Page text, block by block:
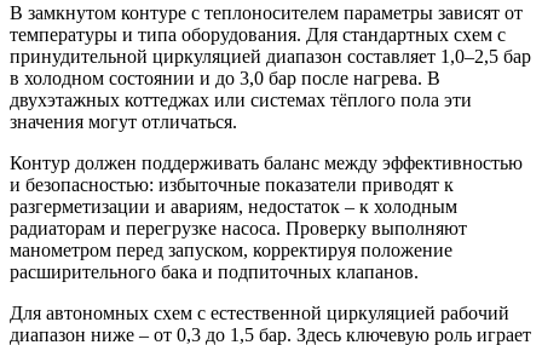
В замкнутом контуре с теплоносителем параметры зависят от
температуры и типа оборудования. Для стандартных схем с
принудительной циркуляцией диапазон составляет 1,0–2,5 бар
в холодном состоянии и до 3,0 бар после нагрева. В
двухэтажных коттеджах или системах тёплого пола эти
значения могут отличаться.
Контур должен поддерживать баланс между эффективностью
и безопасностью: избыточные показатели приводят к
разгерметизации и авариям, недостаток – к холодным
радиаторам и перегрузке насоса. Проверку выполняют
манометром перед запуском, корректируя положение
расширительного бака и подпиточных клапанов.
Для автономных схем с естественной циркуляцией рабочий
диапазон ниже – от 0,3 до 1,5 бар. Здесь ключевую роль играет